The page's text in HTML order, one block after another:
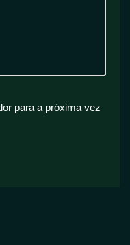
para a próxima vez